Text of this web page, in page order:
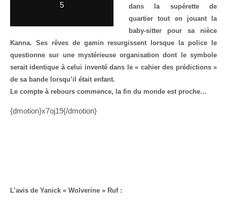
5
dans la supérette de
quartier tout en jouant la
baby-sitter pour sa nièce
Kanna. Ses rêves de gamin resurgissent lorsque la police le
questionne sur une mystérieuse organisation dont le symbole
serait identique à celui inventé dans le « cahier des prédictions »
de sa bande lorsqu’il était enfant.
Le compte à rebours commence, la fin du monde est proche…
{dmotion}x7oj19{/dmotion}
L’avis de Yanick « Wolverine » Ruf :